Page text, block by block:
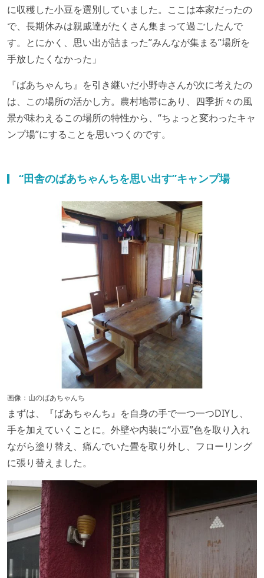
に収穫した小豆を選別していました。ここは本家だったの
で、長期休みは親戚達がたくさん集まって過ごしたんで
す。とにかく、思い出が詰まった”みんなが集まる”場所を
手放したくなかった」
『ばあちゃんち』を引き継いだ小野寺さんが次に考えたの
は、この場所の活かし方。農村地帯にあり、四季折々の風
景が味わえるこの場所の特性から、“ちょっと変わったキャ
ンプ場”にすることを思いつくのです。
“田舎のばあちゃんちを思い出す”キャンプ場
画像：山のばあちゃんち
まずは、『ばあちゃんち』を自身の手で一つ一つDIYし、
手を加えていくことに。外壁や内装に“小豆”色を取り入れ
ながら塗り替え、痛んでいた畳を取り外し、フローリング
に張り替えました。